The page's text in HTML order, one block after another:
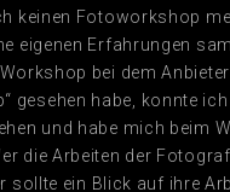
keinen Fotoworkshop
eigenen Erfahrungen
bei dem Anbieter
gesehen habe, konnte ich
und habe mich beim
die Arbeiten der
sollte ein Blick auf ihre